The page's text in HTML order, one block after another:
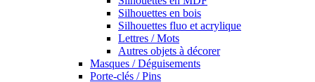
Silhouettes en bois
Silhouettes fluo et acrylique
Lettres / Mots
Autres objets à décorer
Masques / Déguisements
Porte-clés / Pins